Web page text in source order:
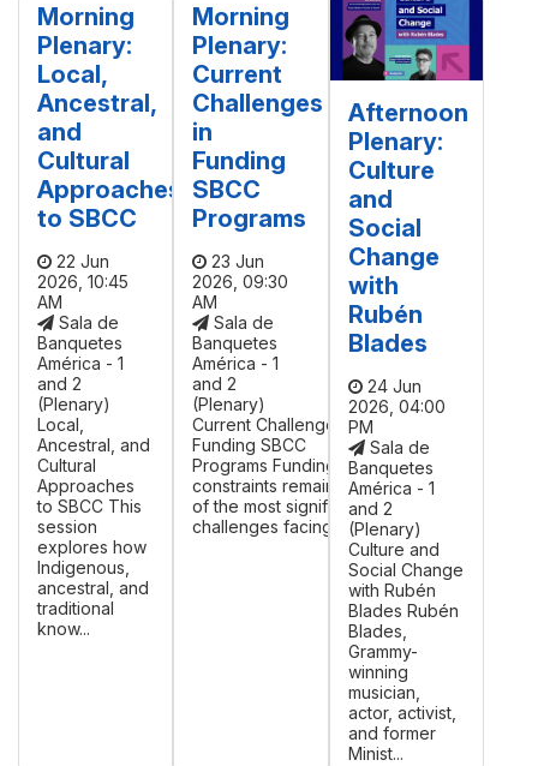
Morning
Plenary:
Local,
Ancestral,
and
Cultural
Approaches
to SBCC
22 Jun
2026, 10:45
AM
Sala de
Banquetes
América - 1
and 2
(Plenary)
Local,
Ancestral, and
Cultural
Approaches
to SBCC This
session
explores how
Indigenous,
ancestral, and
traditional
know...
Morning
Plenary:
Current
Challenges
in
Funding
SBCC
Programs
23 Jun
2026, 09:30
AM
Sala de
Banquetes
América - 1
and 2
(Plenary)
Current Challenges in
Funding SBCC
Programs Funding
constraints remain one
of the most significant
challenges facing ...
Afternoon
Plenary:
Culture
and
Social
Change
with
Rubén
Blades
24 Jun
2026, 04:00
PM
Sala de
Banquetes
América - 1
and 2
(Plenary)
Culture and
Social Change
with Rubén
Blades Rubén
Blades,
Grammy-
winning
musician,
actor, activist,
and former
Minist...